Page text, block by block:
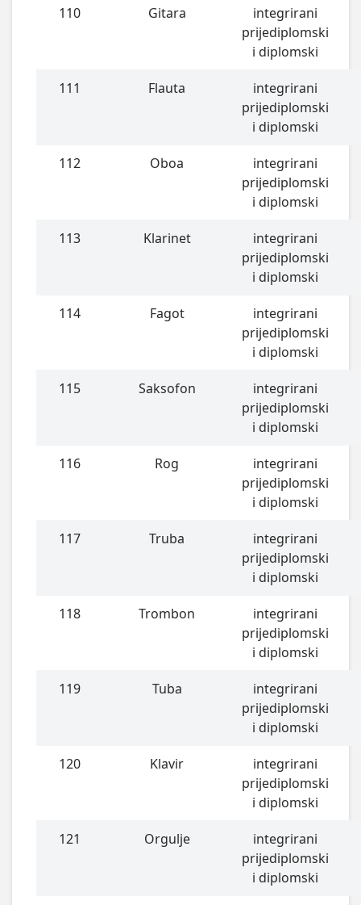
110 Gitara
integrirani
prijediplomski
i diplomski
111 Flauta
integrirani
prijediplomski
i diplomski
112 Oboa
integrirani
prijediplomski
i diplomski
113 Klarinet
integrirani
prijediplomski
i diplomski
114 Fagot
integrirani
prijediplomski
i diplomski
115 Saksofon
integrirani
prijediplomski
i diplomski
116 Rog
integrirani
prijediplomski
i diplomski
117 Truba
integrirani
prijediplomski
i diplomski
118 Trombon
integrirani
prijediplomski
i diplomski
119 Tuba
integrirani
prijediplomski
i diplomski
120 Klavir
integrirani
prijediplomski
i diplomski
121 Orgulje
integrirani
prijediplomski
i diplomski